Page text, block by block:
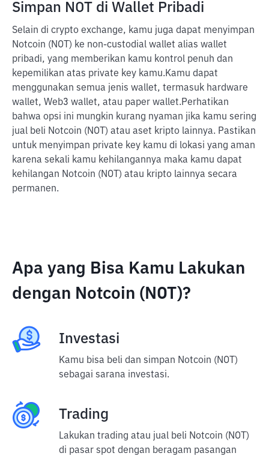
Simpan NOT di Wallet Pribadi
Selain di crypto exchange, kamu juga dapat menyimpan
Notcoin (NOT) ke non-custodial wallet alias wallet
pribadi, yang memberikan kamu kontrol penuh dan
kepemilikan atas private key kamu.Kamu dapat
menggunakan semua jenis wallet, termasuk hardware
wallet, Web3 wallet, atau paper wallet.Perhatikan
bahwa opsi ini mungkin kurang nyaman jika kamu sering
jual beli Notcoin (NOT) atau aset kripto lainnya. Pastikan
untuk menyimpan private key kamu di lokasi yang aman
karena sekali kamu kehilangannya maka kamu dapat
kehilangan Notcoin (NOT) atau kripto lainnya secara
permanen.
Apa yang Bisa Kamu Lakukan
dengan Notcoin (NOT)?
Investasi
Kamu bisa beli dan simpan Notcoin (NOT)
sebagai sarana investasi.
Trading
Lakukan trading atau jual beli Notcoin (NOT)
di pasar spot dengan beragam pasangan